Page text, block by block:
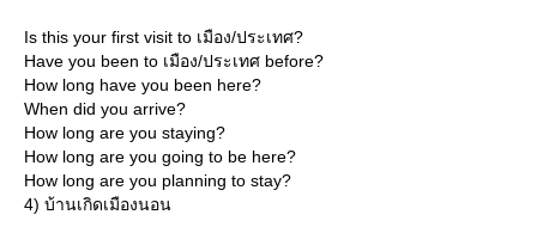
Is this your first visit to เมือง/ประเทศ?
Have you been to เมือง/ประเทศ before?
How long have you been here?
When did you arrive?
How long are you staying?
How long are you going to be here?
How long are you planning to stay?
4) บ้านเกิดเมืองนอน